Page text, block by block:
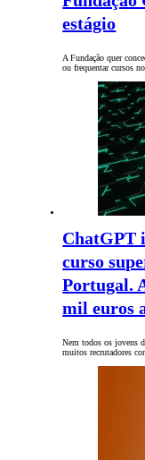
estágio
A Fundação quer
ou frequentar cursos
ChatGPT
curso
Portugal.
mil euros
Nem todos os jovens
muitos recrutadores